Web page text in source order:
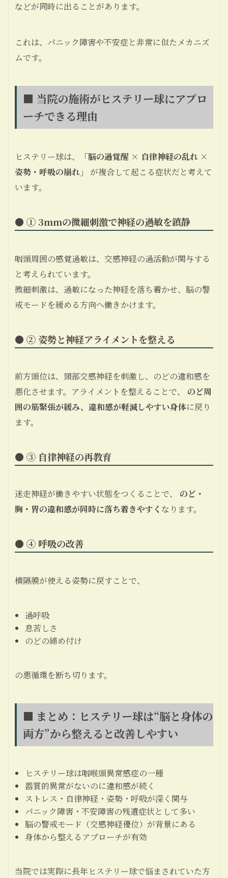
などが同時に出ることがあります。
これは、パニック障害や不安症と非常に似たメカニズ
ムです。
■ 当院の施術がヒステリー球にアプロ
ーチできる理由
ヒステリー球は、
「脳の過覚醒 × 自律神経の乱れ ×
姿勢・呼吸の崩れ」
が複合して起こる症状だと考えて
います。
● ① 3mmの微細刺激で神経の過敏を鎮静
咽頭周囲の感覚過敏は、交感神経の過活動が関与する
と考えられています。
微細刺激は、過敏になった神経を落ち着かせ、脳の警
戒モードを緩める方向へ働きかけます。
● ② 姿勢と神経アライメントを整える
前方頭位は、頸部交感神経を刺激し、のどの違和感を
悪化させます。アライメントを整えることで、 のど周
囲の筋緊張が緩み、違和感が軽減しやすい身体に戻り
ます。
● ③ 自律神経の再教育
迷走神経が働きやすい状態をつくることで、 のど・
胸・胃の違和感が同時に落ち着きやすく なります。
● ④ 呼吸の改善
横隔膜が使える姿勢に戻すことで、
過呼吸
息苦しさ
のどの締め付け
の悪循環を断ち切ります。
■ まとめ：ヒステリー球は“脳と身体の
両方”から整えると改善しやすい
ヒステリー球は咽喉頭異常感症の一種
器質的異常がないのに違和感が続く
ストレス・自律神経・姿勢・呼吸が深く関与
パニック障害・不安障害の残遺症状として多い
脳の警戒モード（交感神経優位）が背景にある
身体から整えるアプローチが有効
当院では実際に長年ヒステリー球で悩まされていた方